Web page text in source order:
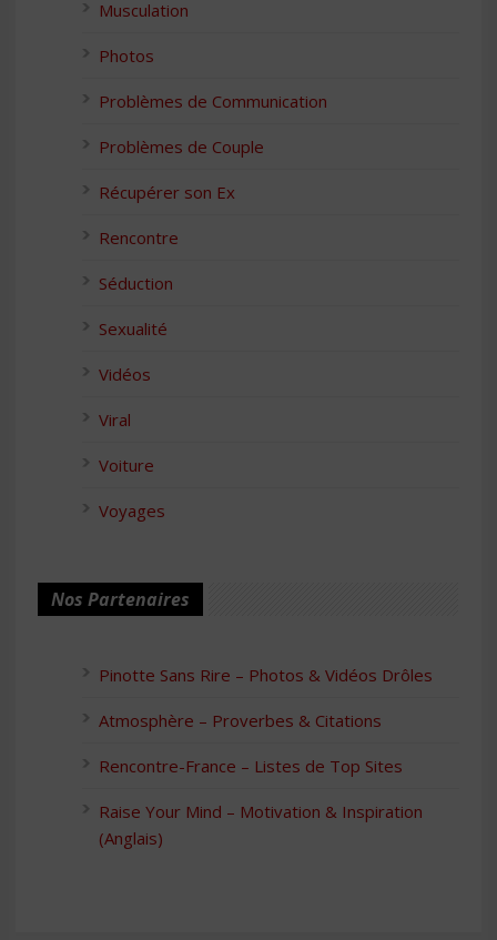
Musculation
Photos
Problèmes de Communication
Problèmes de Couple
Récupérer son Ex
Rencontre
Séduction
Sexualité
Vidéos
Viral
Voiture
Voyages
Nos Partenaires
Pinotte Sans Rire – Photos & Vidéos Drôles
Atmosphère – Proverbes & Citations
Rencontre-France – Listes de Top Sites
Raise Your Mind – Motivation & Inspiration
(Anglais)